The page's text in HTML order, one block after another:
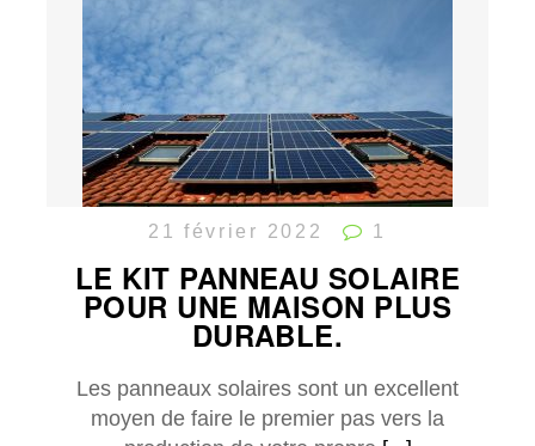
21 février 2022 1
LE KIT PANNEAU SOLAIRE
POUR UNE MAISON PLUS
DURABLE.
Les panneaux solaires sont un excellent
moyen de faire le premier pas vers la